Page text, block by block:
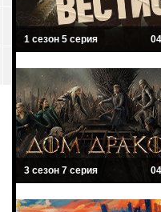
1 сезон 5 серия
3 сезон 7 серия